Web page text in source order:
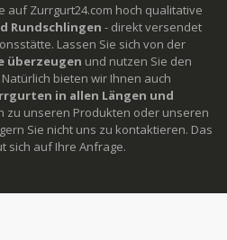
auf Zurrgurt24.com hoch qualitative
Rundschlingen - direkt versendet
Lassen Sie sich von der
überzeugen und nutzen Sie den
bieten wir Ihnen auch
in allen Längen und
zu unseren Produkten oder unseren
Sie nicht uns zu kontaktieren. Das
sich auf Ihre Anfrage.